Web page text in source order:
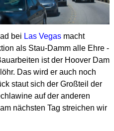
bei Las Vegas macht
als Stau-Damm alle Ehre -
ist der Hoover Dam
Das wird er auch noch
staut sich der Großteil der
auf der anderen
nächsten Tag streichen wir